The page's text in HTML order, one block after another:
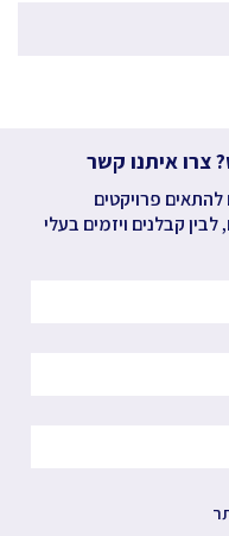
צרו איתנו קשר
פרויקטים
קבלנים ויזמים בעלי